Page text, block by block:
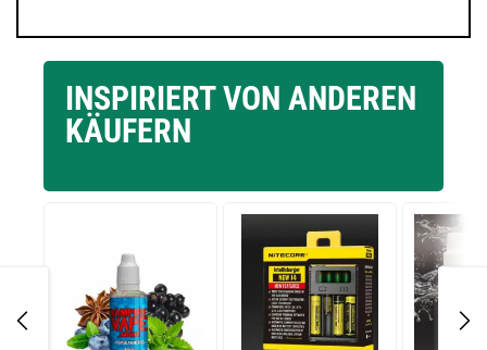
INSPIRIERT VON ANDEREN
KÄUFERN